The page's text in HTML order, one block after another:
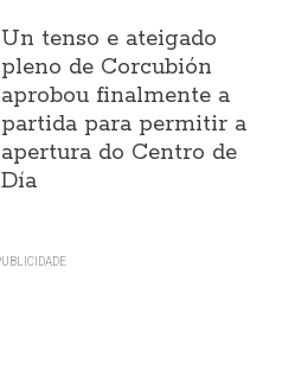
Un tenso e ateigado
pleno de Corcubión
aprobou finalmente a
partida para permitir a
apertura do Centro de
Día